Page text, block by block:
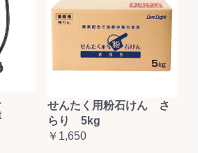
せんたく用粉石けん さ
らり 5kg
￥1,650